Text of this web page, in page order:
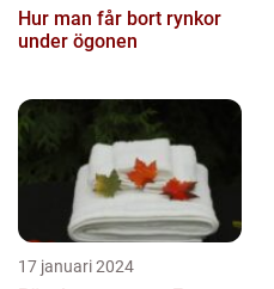
Hur man får bort rynkor
under ögonen
17 januari 2024